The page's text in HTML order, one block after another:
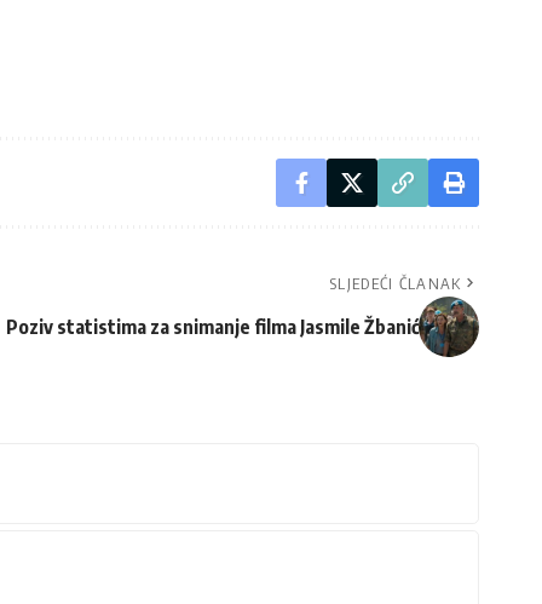
SLJEDEĆI ČLANAK
Poziv statistima za snimanje filma Jasmile Žbanić